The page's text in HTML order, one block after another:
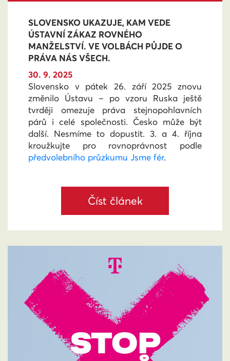
SLOVENSKO UKAZUJE, KAM VEDE
ÚSTAVNÍ ZÁKAZ ROVNÉHO
MANŽELSTVÍ. VE VOLBÁCH PŮJDE O
PRÁVA NÁS VŠECH.
30. 9. 2025
Slovensko v pátek 26. září 2025 znovu
změnilo Ústavu – po vzoru Ruska ještě
tvrději omezuje práva stejnopohlavních
párů i celé společnosti. Česko může být
další. Nesmíme to dopustit. 3. a 4. října
kroužkujte pro rovnoprávnost podle
předvolebního průzkumu Jsme fér.
Číst článek